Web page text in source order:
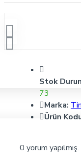
Stok
73
Marka:
Ürün
0 yorum yapılmış.